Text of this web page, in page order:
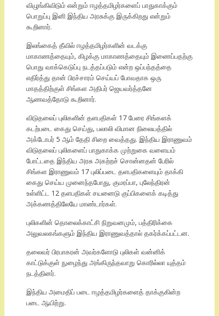
விழுங்கிவிடும் என்றும் ஈழத்தமிழர்களைப் பாதுகாக்கும்
பொறுப்பு இனி இந்திய அரசுக்கு இருக்கிறது என்றும்
கூறினார்.
இலங்கைத் தீவில் ஈழத்தமிழர்களின் வடக்கு
மாகாணத்தையும், கிழக்கு மாகாணத்தையும் இணைப்பதற்கு
பொது வாக்கெடுப்பு நடத்தப்படும் என்ற ஒப்பந்தத்தை
எதிர்த்து தான் பிரச்சாரம் செய்யப் போவதாக ஒரு
மாதத்திற்குள் சிங்கள அதிபர் ஜெயவர்த்தனே
ஆணவத்தோடு கூறினார்.
விடுதலைப் புலிகளின் தளபதிகள் 17 பேரை சிங்களக்
கடற்படை கைது செய்து, பலாலி விமான நிலையத்தில்
அக்டோபர் 5 ஆம் தேதி சிறை வைத்தது. இந்திய இராணுவம்
விடுதலைப் புலிகளைப் பாதுகாக்க முற்றுகை வளையம்
போட்டதை இந்திய அரசு அகற்றச் சொன்னதன் பேரில்
சிங்கள இராணுவம் 17 புலிப்படை தளபதிகளையும் தாக்கி
கைது செய்ய முனைந்தபோது, குமரப்பா, புலேந்திரன்
உள்ளிட்ட 12 தளபதிகள் சயனைடு குப்பிகளைக் கடித்து
அக்கணத்திலேயே மாண்டார்கள்.
புலிகளின் தொலைக்காட்சி நிறுவனமும், பத்திரிக்கை
அலுவலகங்களும் இந்திய இராணுவத்தால் தகர்க்கப்பட்டன.
தலைவர் பிரபாகரன் அவர்களோடு புலிகள் வன்னிக்
காட்டுக்குள் நுழைந்து அங்கிருந்தவாறு கொரில்லா யுத்தம்
நடத்தினர்.
இந்திய அமைதிப் படை ஈழத்தமிழர்களைத் தாக்குகின்ற
படை ஆயிற்று.